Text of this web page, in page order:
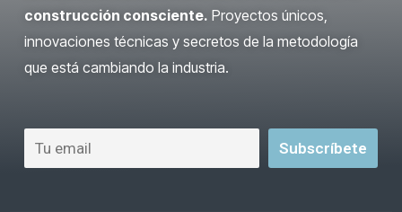
construcción consciente. Proyectos únicos,
innovaciones técnicas y secretos de la metodología
que está cambiando la industria.